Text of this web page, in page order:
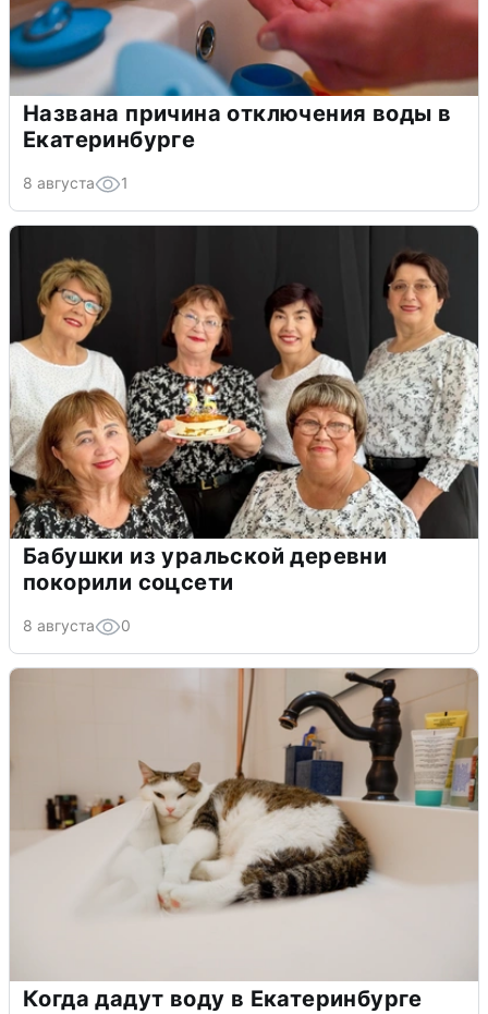
Названа причина отключения воды в
Екатеринбурге
8 августа 1
Бабушки из уральской деревни
покорили соцсети
8 августа 0
Когда дадут воду в Екатеринбурге